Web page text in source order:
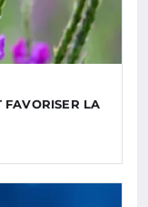
FAVORISER LA